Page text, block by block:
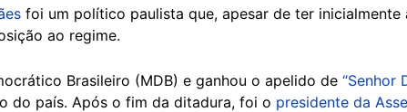
foi um político paulista que, apesar de ter
ao regime.
Brasileiro (MDB) e ganhou o apelido de “Senhor
do país. Após o fim da ditadura, foi o presidente da